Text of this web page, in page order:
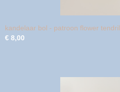
kandelaar bol - patroon flower tendril
€ 8,00